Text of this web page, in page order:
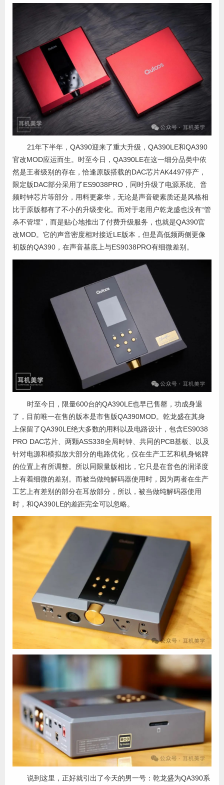
21年下半年，QA390迎来了重大升级，QA390LE和QA390
官改MOD应运而生。时至今日，QA390LE在这一细分品类中依
然是王者级别的存在，恰逢原版搭载的DAC芯片AK4497停产，
限定版DAC部分采用了ES9038PRO，同时升级了电源系统、音
频时钟芯片等部分，用料更豪华，无论是声音硬素质还是风格相
比于原版都有了不小的升级变化。而对于老用户乾龙盛也没有“管
杀不管埋”，而是贴心地推出了付费升级服务，也就是QA390官
改MOD。它的声音密度相对接近LE版本，但是高低频两侧更像
初版的QA390，在声音基底上与ES9038PRO有细微差别。
时至今日，限量600台的QA390LE也早已售罄，功成身退
了，目前唯一在售的版本是市售版QA390MOD。乾龙盛在其身
上保留了QA390LE绝大多数的用料以及电路设计，包含ES9038
PRO DAC芯片、两颗ASS338全局时钟、共同的PCB基板、以及
针对电源和模拟放大部分的电路优化，仅在生产工艺和机身铭牌
的位置上有所调整。所以同限量版相比，它只是在音色的润泽度
上有着细微的差别。而被当做纯解码器使用时，因为两者在生产
工艺上有差别的部分在耳放部分，所以，被当做纯解码器使用
时，和QA390LE的差距完全可以忽略。
说到这里，正好就引出了今天的男一号：乾龙盛为QA390系